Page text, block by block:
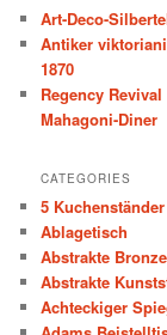
h
Art-Deco-
Antiker
1870
Regency
Mahagoni-Diner
CATEGORIES
5 Kuchenständer
Ablagetisch
Abstrakte
Abstrakte
Achteckiger